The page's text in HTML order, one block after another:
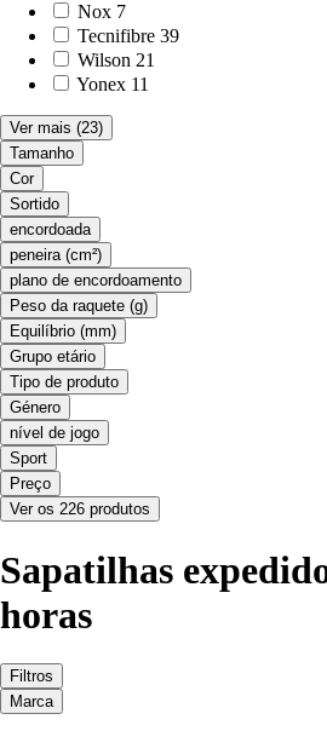
Nox 7
Tecnifibre 39
Wilson 21
Yonex 11
Ver mais (23)
Tamanho
Cor
Sortido
encordoada
peneira (cm²)
plano de encordoamento
Peso da raquete (g)
Equilíbrio (mm)
Grupo etário
Tipo de produto
Género
nível de jogo
Sport
Preço
Ver os 226 produtos
Sapatilhas
horas
Filtros
Marca